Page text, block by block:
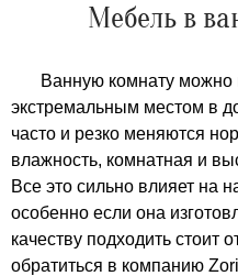
Мебель в
Ванную комнату можно
экстремальным местом в
часто и резко меняются
влажность, комнатная и
Все это сильно влияет на
особенно если она
качеству подходить стоит
обратиться в компанию